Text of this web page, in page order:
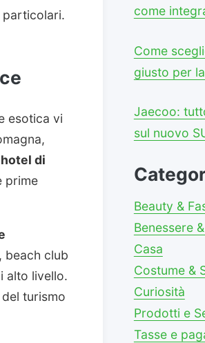
esotica vi
di
prime
, beach club
alto livello.
turismo
come
Come
giusto per
Jaecoo:
sul nuovo
Beauty &
Benessere
Casa
Costume &
Curiosità
Prodotti e
Tasse e